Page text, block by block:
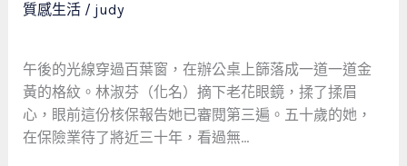
質感生活/ judy
午後的光線穿過百葉窗，在辦公桌上篩落成一道一道金
黃的格紋。林淑芬（化名）摘下老花眼鏡，揉了揉眉
心，眼前這份核保報告她已審閱第三遍。五十歲的她，
在保險業待了將近三十年，看過無…
不
窮：
當
舖
作
為